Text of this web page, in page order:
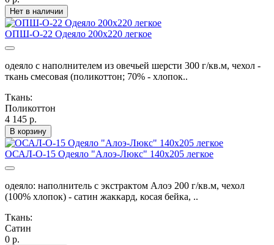
Нет в наличии
ОПШ-О-22 Одеяло 200х220 легкое
одеяло с наполнителем из овечьей шерсти 300 г/кв.м, чехол -
ткань смесовая (поликоттон; 70% - хлопок..
Ткань:
Поликоттон
4 145 р.
В корзину
ОСАЛ-О-15 Одеяло "Алоэ-Люкс" 140х205 легкое
одеяло: наполнитель с экстрактом Алоэ 200 г/кв.м, чехол
(100% хлопок) - сатин жаккард, косая бейка, ..
Ткань:
Сатин
0 р.